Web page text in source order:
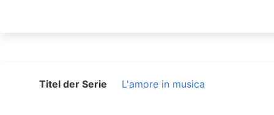
Titel der Serie L'amore in musica